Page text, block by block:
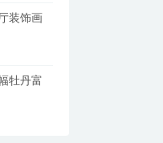
装饰画
牡丹富